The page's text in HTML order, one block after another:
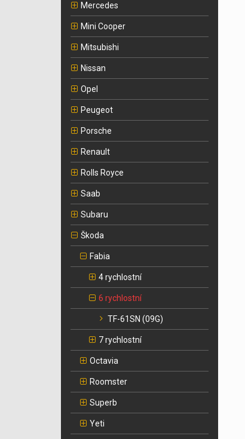
Mercedes
Mini Cooper
Mitsubishi
Nissan
Opel
Peugeot
Porsche
Renault
Rolls Royce
Saab
Subaru
Škoda
Fabia
4 rychlostní
6 rychlostní
TF-61SN (09G)
7 rychlostní
Octavia
Roomster
Superb
Yeti